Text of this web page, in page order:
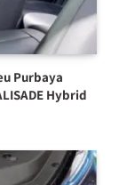
Purbaya
Hybrid